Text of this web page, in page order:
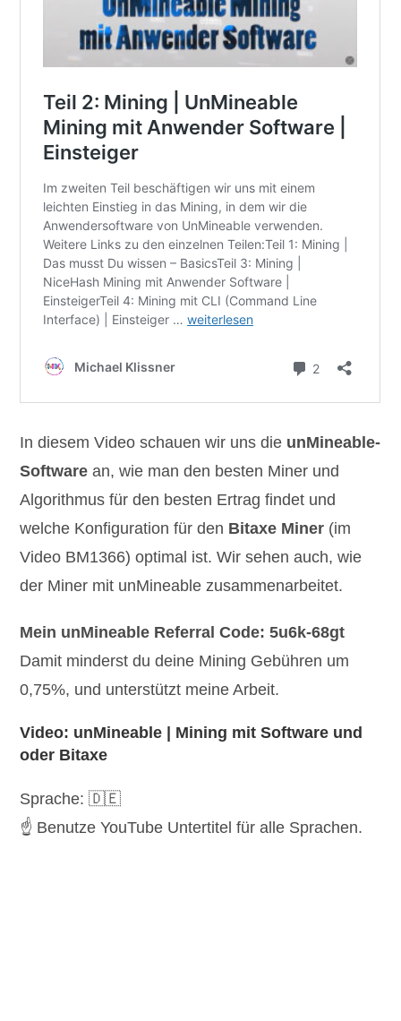
In diesem Video schauen wir uns die unMineable-
Software an, wie man den besten Miner und
Algorithmus für den besten Ertrag findet und
welche Konfiguration für den Bitaxe Miner (im
Video BM1366) optimal ist. Wir sehen auch, wie
der Miner mit unMineable zusammenarbeitet.
Mein unMineable Referral Code: 5u6k-68gt
Damit minderst du deine Mining Gebühren um
0,75%, und unterstützt meine Arbeit.
Video: unMineable | Mining mit Software und
oder Bitaxe
Sprache: 🇩🇪
☝️ Benutze YouTube Untertitel für alle Sprachen.